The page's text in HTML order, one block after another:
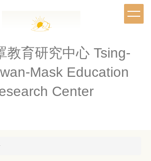
教育研究中心 Tsing-
Mask Education
Center